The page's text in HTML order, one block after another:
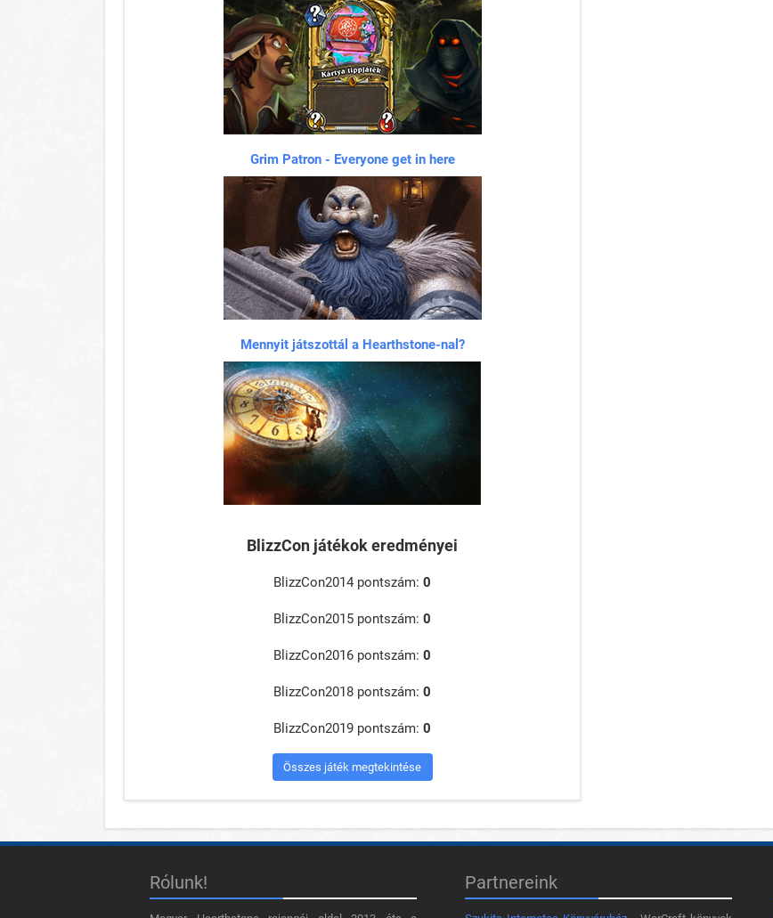
Grim Patron - Everyone get in here
Mennyit játszottál a Hearthstone-nal?
BlizzCon játékok eredményei
BlizzCon2014 pontszám:0
BlizzCon2015 pontszám:0
BlizzCon2016 pontszám:0
BlizzCon2018 pontszám:0
BlizzCon2019 pontszám:0
Összes játék megtekintése
Rólunk! Partnereink